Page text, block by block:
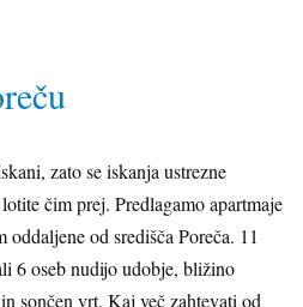
zato se iskanja ustrezne
čim prej. Predlagamo apartmaje
od središča Poreča. 11
6 oseb nudijo udobje, bližino
sončen vrt. Kaj več zahtevati od